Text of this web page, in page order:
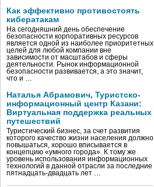
Как эффективно противостоять
кибератакам
На сегодняшний день обеспечение
безопасности корпоративных ресурсов
является одной из наиболее приоритетных
целей для любой компании вне
зависимости от масштабов и сферы
деятельности. Рынок информационной
безопасности развивается, а это значит,
что и …
Наталья Абрамович, Туристско-
информационный центр Казани:
Виртуальная поддержка реальных
путешествий
Туристический бизнес, за счет развития
которого качество жизни населения должно
повышаться, хорошо вписывается в
концепцию «умного города». К тому же
уровень использования информационных
технологий в данной отрасли за последние
пятнадцать-двадцать лет …